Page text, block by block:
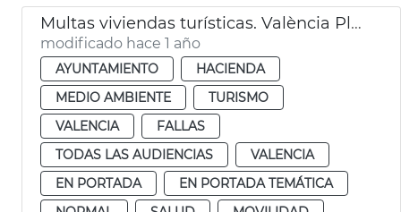
Multas viviendas turísticas. València Pleno
modificado hace 1 año
AYUNTAMIENTO
HACIENDA
MEDIO AMBIENTE
TURISMO
VALENCIA
FALLAS
TODAS LAS AUDIENCIAS
VALENCIA
EN PORTADA
EN PORTADA TEMÁTICA